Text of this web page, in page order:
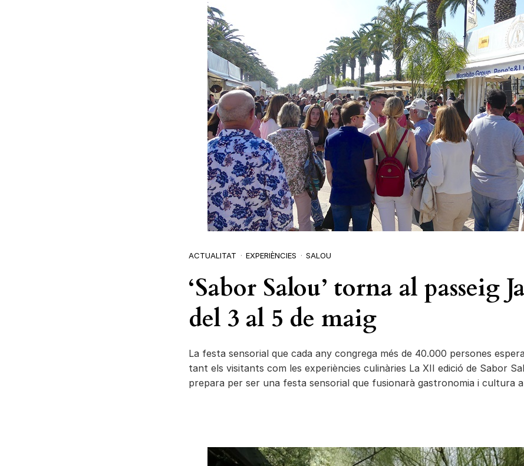
ACTUALITAT EXPERIÈNCIES SALOU
‘Sabor Salou’ torna al passeig
del 3 al 5 de maig
La festa sensorial que cada any congrega més de 40.000 persones
tant els visitants com les experiències culinàries La XII edició de Sabor
prepara per ser una festa sensorial que fusionarà gastronomia i cultura